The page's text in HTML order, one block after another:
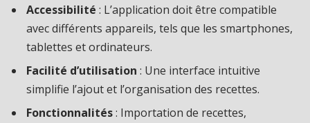
Accessibilité : L’application doit être compatible
avec différents appareils, tels que les smartphones,
tablettes et ordinateurs.
Facilité d’utilisation : Une interface intuitive
simplifie l’ajout et l’organisation des recettes.
Fonctionnalités: Importation de recettes,